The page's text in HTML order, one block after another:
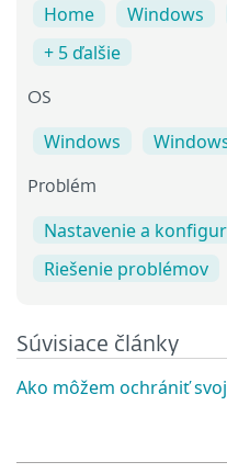
Home Windows
+ 5 ďalšie
OS
Windows
Problém
Nastavenie a
Riešenie problémov
Súvisiace články
Ako môžem ochrániť